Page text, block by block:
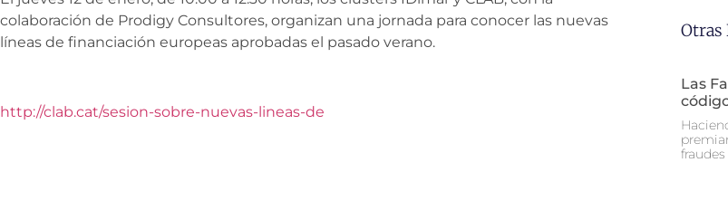
colaboración de Prodigy Consultores, organizan una jornada para conocer las nuevas
líneas de financiación europeas aprobadas el pasado verano.
http://clab.cat/sesion-sobre-nuevas-lineas-de
Otras
Las